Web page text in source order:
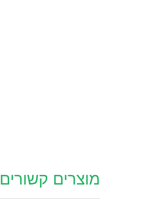
מוצרים קשורים